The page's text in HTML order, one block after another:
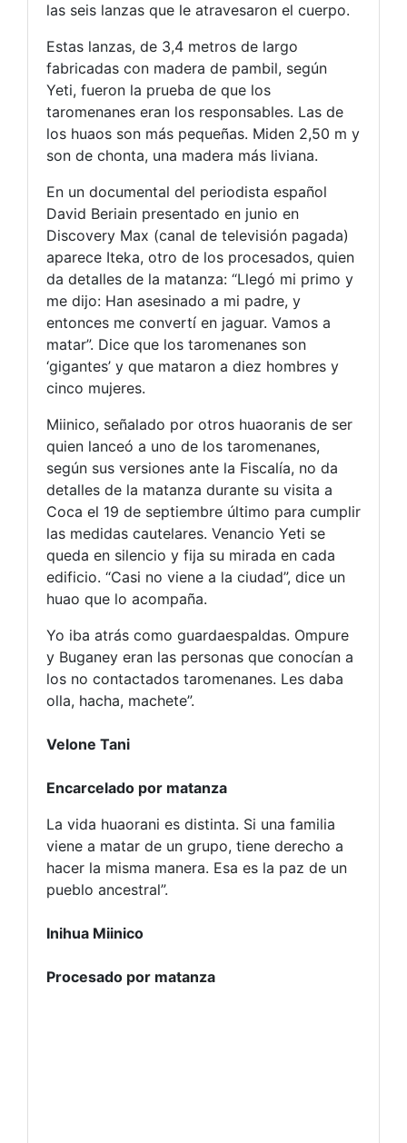
las seis lanzas que le atravesaron el cuerpo.
Estas lanzas, de 3,4 metros de largo
fabricadas con madera de pambil, según
Yeti, fueron la prueba de que los
taromenanes eran los responsables. Las de
los huaos son más pequeñas. Miden 2,50 m y
son de chonta, una madera más liviana.
En un documental del periodista español
David Beriain presentado en junio en
Discovery Max (canal de televisión pagada)
aparece Iteka, otro de los procesados, quien
da detalles de la matanza: “Llegó mi primo y
me dijo: Han asesinado a mi padre, y
entonces me convertí en jaguar. Vamos a
matar”. Dice que los taromenanes son
‘gigantes’ y que mataron a diez hombres y
cinco mujeres.
Miinico, señalado por otros huaoranis de ser
quien lanceó a uno de los taromenanes,
según sus versiones ante la Fiscalía, no da
detalles de la matanza durante su visita a
Coca el 19 de septiembre último para cumplir
las medidas cautelares. Venancio Yeti se
queda en silencio y fija su mirada en cada
edificio. “Casi no viene a la ciudad”, dice un
huao que lo acompaña.
Yo iba atrás como guardaespaldas. Ompure
y Buganey eran las personas que conocían a
los no contactados taromenanes. Les daba
olla, hacha, machete”.
Velone Tani
Encarcelado por matanza
La vida huaorani es distinta. Si una familia
viene a matar de un grupo, tiene derecho a
hacer la misma manera. Esa es la paz de un
pueblo ancestral”.
Inihua Miinico
Procesado por matanza